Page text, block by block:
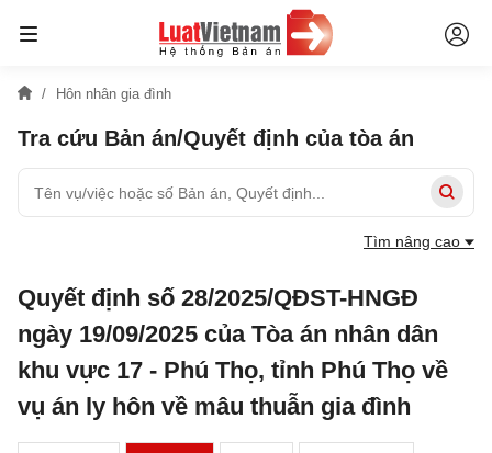
Hôn nhân gia đình
Tra cứu Bản án/Quyết định của tòa án
Tìm nâng cao
Quyết định số 28/2025/QĐST-HNGĐ
ngày 19/09/2025 của Tòa án nhân dân
khu vực 17 - Phú Thọ, tỉnh Phú Thọ về
vụ án ly hôn về mâu thuẫn gia đình